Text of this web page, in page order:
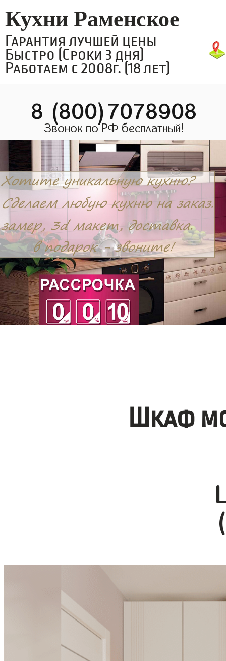
Кухни Раменское
Гарантия лучшей цены
Быстро (Сроки 3 дня)
Работаем с 2008г. (18 лет)
8 (800)7078908
Звонок по РФ бесплатный!
Шкаф